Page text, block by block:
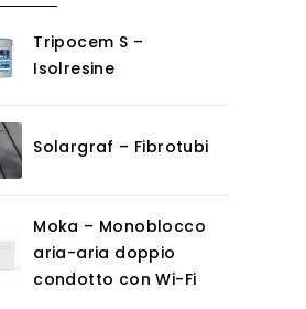
Tripocem S –
Isolresine
Solargraf – Fibrotubi
Moka – Monoblocco
aria-aria doppio
condotto con Wi-Fi